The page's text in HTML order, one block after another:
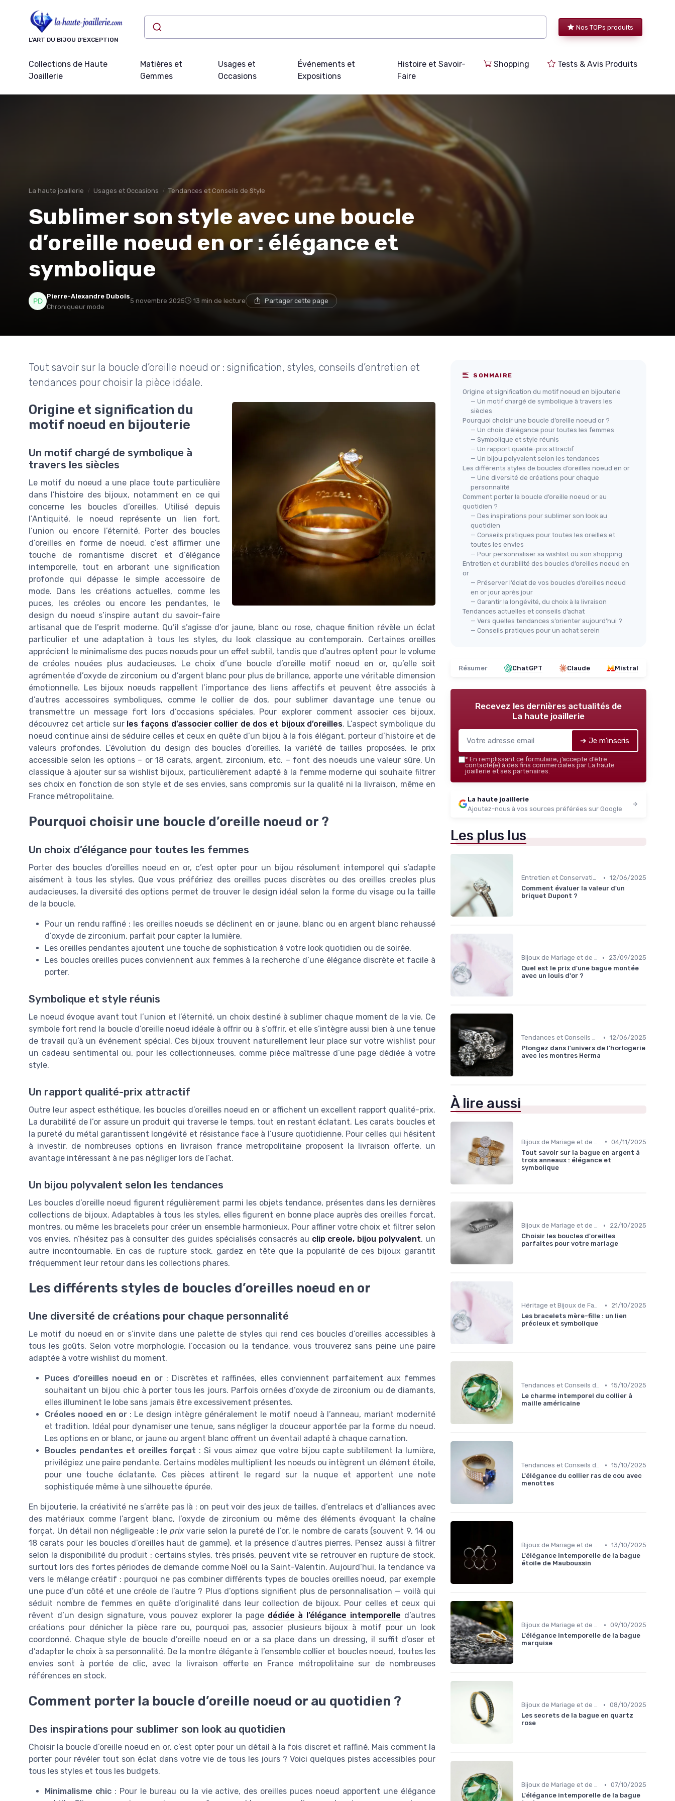
L’ART DU BIJOU D’EXCEPTION
Nos TOPs produits
Collections de Haute
Joaillerie
Matières et
Gemmes
Usages et
Occasions
Événements et
Expositions
Histoire et Savoir-
Faire
Shopping Tests & Avis Produits
La haute joaillerie Usages et Occasions Tendances et Conseils de Style
Sublimer son style avec une boucle
d’oreille noeud en or : élégance et
symbolique
Pierre-Alexandre Dubois
Chroniqueur mode
5 novembre 2025 13 min de lecture Partager cette page
Tout savoir sur la boucle d’oreille noeud or : signification, styles, conseils d’entretien et
tendances pour choisir la pièce idéale.
Origine et signification du
motif noeud en bijouterie
Un motif chargé de symbolique à
travers les siècles
Le motif du noeud a une place toute particulière
dans l’histoire des bijoux, notamment en ce qui
concerne les boucles d’oreilles. Utilisé depuis
l’Antiquité, le noeud représente un lien fort,
l’union ou encore l’éternité. Porter des boucles
d’oreilles en forme de noeud, c’est affirmer une
touche de romantisme discret et d’élégance
intemporelle, tout en arborant une signification
profonde qui dépasse le simple accessoire de
mode. Dans les créations actuelles, comme les
puces, les créoles ou encore les pendantes, le
design du noeud s’inspire autant du savoir-faire
artisanal que de l’esprit moderne. Qu’il s’agisse d’or jaune, blanc ou rose, chaque finition révèle un éclat
particulier et une adaptation à tous les styles, du look classique au contemporain. Certaines oreilles
apprécient le minimalisme des puces noeuds pour un effet subtil, tandis que d’autres optent pour le volume
de créoles nouées plus audacieuses. Le choix d’une boucle d’oreille motif noeud en or, qu’elle soit
agrémentée d’oxyde de zirconium ou d’argent blanc pour plus de brillance, apporte une véritable dimension
émotionnelle. Les bijoux noeuds rappellent l’importance des liens affectifs et peuvent être associés à
d’autres accessoires symboliques, comme le collier de dos, pour sublimer davantage une tenue ou
transmettre un message fort lors d’occasions spéciales. Pour explorer comment associer ces bijoux,
découvrez cet article sur les façons d’associer collier de dos et bijoux d’oreilles. L’aspect symbolique du
noeud continue ainsi de séduire celles et ceux en quête d’un bijou à la fois élégant, porteur d’histoire et de
valeurs profondes. L’évolution du design des boucles d’oreilles, la variété de tailles proposées, le prix
accessible selon les options – or 18 carats, argent, zirconium, etc. – font des noeuds une valeur sûre. Un
classique à ajouter sur sa wishlist bijoux, particulièrement adapté à la femme moderne qui souhaite filtrer
ses choix en fonction de son style et de ses envies, sans compromis sur la qualité ni la livraison, même en
France métropolitaine.
Pourquoi choisir une boucle d’oreille noeud or ?
Un choix d’élégance pour toutes les femmes
Porter des boucles d’oreilles noeud en or, c’est opter pour un bijou résolument intemporel qui s’adapte
aisément à tous les styles. Que vous préfériez des oreilles puces discrètes ou des oreilles creoles plus
audacieuses, la diversité des options permet de trouver le design idéal selon la forme du visage ou la taille
de la boucle.
Pour un rendu raffiné : les oreilles noeuds se déclinent en or jaune, blanc ou en argent blanc rehaussé
d’oxyde de zirconium, parfait pour capter la lumière.
Les oreilles pendantes ajoutent une touche de sophistication à votre look quotidien ou de soirée.
Les boucles oreilles puces conviennent aux femmes à la recherche d’une élégance discrète et facile à
porter.
Symbolique et style réunis
Le noeud évoque avant tout l’union et l’éternité, un choix destiné à sublimer chaque moment de la vie. Ce
symbole fort rend la boucle d’oreille noeud idéale à offrir ou à s’offrir, et elle s’intègre aussi bien à une tenue
de travail qu’à un événement spécial. Ces bijoux trouvent naturellement leur place sur votre wishlist pour
un cadeau sentimental ou, pour les collectionneuses, comme pièce maîtresse d’une page dédiée à votre
style.
Un rapport qualité-prix attractif
Outre leur aspect esthétique, les boucles d’oreilles noeud en or affichent un excellent rapport qualité-prix.
La durabilité de l’or assure un produit qui traverse le temps, tout en restant éclatant. Les carats boucles et
la pureté du métal garantissent longévité et résistance face à l’usure quotidienne. Pour celles qui hésitent
à investir, de nombreuses options en livraison france metropolitaine proposent la livraison offerte, un
avantage intéressant à ne pas négliger lors de l’achat.
Un bijou polyvalent selon les tendances
Les boucles d’oreille noeud figurent régulièrement parmi les objets tendance, présentes dans les dernières
collections de bijoux. Adaptables à tous les styles, elles figurent en bonne place auprès des oreilles forcat,
montres, ou même les bracelets pour créer un ensemble harmonieux. Pour affiner votre choix et filtrer selon
vos envies, n’hésitez pas à consulter des guides spécialisés consacrés au clip creole, bijou polyvalent, un
autre incontournable. En cas de rupture stock, gardez en tête que la popularité de ces bijoux garantit
fréquemment leur retour dans les collections phares.
Les différents styles de boucles d’oreilles noeud en or
Une diversité de créations pour chaque personnalité
Le motif du noeud en or s’invite dans une palette de styles qui rend ces boucles d’oreilles accessibles à
tous les goûts. Selon votre morphologie, l’occasion ou la tendance, vous trouverez sans peine une paire
adaptée à votre wishlist du moment.
Puces d’oreilles noeud en or: Discrètes et raffinées, elles conviennent parfaitement aux femmes
souhaitant un bijou chic à porter tous les jours. Parfois ornées d’oxyde de zirconium ou de diamants,
elles illuminent le lobe sans jamais être excessivement présentes.
Créoles nooed en or: Le design intègre généralement le motif noeud à l’anneau, mariant modernité
et tradition. Idéal pour dynamiser une tenue, sans négliger la douceur apportée par la forme du noeud.
Les options en or blanc, or jaune ou argent blanc offrent un éventail adapté à chaque carnation.
Boucles pendantes et oreilles forçat : Si vous aimez que votre bijou capte subtilement la lumière,
privilégiez une paire pendante. Certains modèles multiplient les noeuds ou intègrent un élément étoile,
pour une touche éclatante. Ces pièces attirent le regard sur la nuque et apportent une note
sophistiquée même à une silhouette épurée.
En bijouterie, la créativité ne s’arrête pas là : on peut voir des jeux de tailles, d’entrelacs et d’alliances avec
des matériaux comme l’argent blanc, l’oxyde de zirconium ou même des éléments évoquant la chaîne
forçat. Un détail non négligeable : le prixvarie selon la pureté de l’or, le nombre de carats (souvent 9, 14 ou
18 carats pour les boucles d’oreilles haut de gamme), et la présence d’autres pierres. Pensez aussi à filtrer
selon la disponibilité du produit : certains styles, très prisés, peuvent vite se retrouver en rupture de stock,
surtout lors des fortes périodes de demande comme Noël ou la Saint-Valentin. Aujourd’hui, la tendance va
vers le mélange créatif : pourquoi ne pas combiner différents types de boucles oreilles noeud, par exemple
une puce d’un côté et une créole de l’autre ? Plus d’options signifient plus de personnalisation — voilà qui
séduit nombre de femmes en quête d’originalité dans leur collection de bijoux. Pour celles et ceux qui
rêvent d’un design signature, vous pouvez explorer la page dédiée à l’élégance intemporelle d’autres
créations pour dénicher la pièce rare ou, pourquoi pas, associer plusieurs bijoux à motif pour un look
coordonné. Chaque style de boucle d’oreille noeud en or a sa place dans un dressing, il suffit d’oser et
d’adapter le choix à sa personnalité. De la montre élégante à l’ensemble collier et boucles noeud, toutes les
envies sont à portée de clic, avec la livraison offerte en France métropolitaine sur de nombreuses
références en stock.
Comment porter la boucle d’oreille noeud or au quotidien ?
Des inspirations pour sublimer son look au quotidien
Choisir la boucle d’oreille noeud en or, c’est opter pour un détail à la fois discret et raffiné. Mais comment la
porter pour révéler tout son éclat dans votre vie de tous les jours ? Voici quelques pistes accessibles pour
tous les styles et tous les budgets.
Minimalisme chic: Pour le bureau ou la vie active, des oreilles puces noeud apportent une élégance
SOMMAIRE
Origine et signification du motif noeud en bijouterie
— Un motif chargé de symbolique à travers les
siècles
Pourquoi choisir une boucle d’oreille noeud or ?
— Un choix d’élégance pour toutes les femmes
— Symbolique et style réunis
— Un rapport qualité-prix attractif
— Un bijou polyvalent selon les tendances
Les différents styles de boucles d’oreilles noeud en or
— Une diversité de créations pour chaque
personnalité
Comment porter la boucle d’oreille noeud or au
quotidien ?
— Des inspirations pour sublimer son look au
quotidien
— Conseils pratiques pour toutes les oreilles et
toutes les envies
— Pour personnaliser sa wishlist ou son shopping
Entretien et durabilité des boucles d’oreilles noeud en
or
— Préserver l’éclat de vos boucles d’oreilles noeud
en or jour après jour
— Garantir la longévité, du choix à la livraison
Tendances actuelles et conseils d’achat
— Vers quelles tendances s’orienter aujourd’hui ?
— Conseils pratiques pour un achat serein
Résumer ChatGPT Claude Mistral
Recevez les dernières actualités de
La haute joaillerie
➔ Je m'inscris
* En remplissant ce formulaire, j’accepte d’être
contacté(e) à des fins commerciales par La haute
joaillerie et ses partenaires.
La haute joaillerie
Ajoutez-nous à vos sources préférées sur Google
Les plus lus
Entretien et Conservation des Bijoux • 12/06/2025
Comment évaluer la valeur d'un
briquet Dupont ?
Bijoux de Mariage et de Fiançailles •
23/09/2025
Quel est le prix d'une bague montée
avec un louis d'or ?
Tendances et Conseils de Style • 12/06/2025
Plongez dans l'univers de l'horlogerie
avec les montres Herma
À lire aussi
• 04/11/2025
Tout savoir sur la bague en argent à
trois anneaux : élégance et
symbolique
Bijoux de Mariage et de Fiançailles •
22/10/2025
Choisir les boucles d'oreilles
parfaites pour votre mariage
Héritage et Bijoux de Famille •
21/10/2025
Les bracelets mère-fille : un lien
précieux et symbolique
Tendances et Conseils de Style • 15/10/2025
Le charme intemporel du collier à
maille américaine
Tendances et Conseils de Style • 15/10/2025
L'élégance du collier ras de cou avec
menottes
Bijoux de Mariage et de Fiançailles • 13/10/2025
L'élégance intemporelle de la bague
étoile de Mauboussin
Bijoux de Mariage et de Fiançailles • 09/10/2025
L'élégance intemporelle de la bague
marquise
Bijoux de Mariage et de Fiançailles • 08/10/2025
Les secrets de la bague en quartz
rose
Bijoux de Mariage et de Fiançailles • 07/10/2025
L'élégance intemporelle de la bague